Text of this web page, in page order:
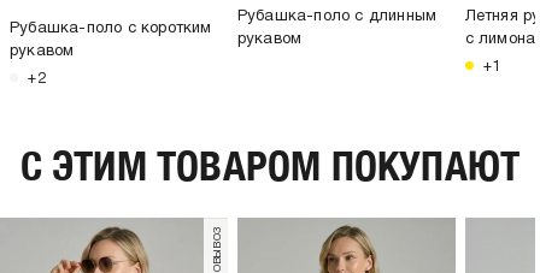
Рубашка-поло с коротким
рукавом
+2
Рубашка-поло с длинным
рукавом
Летняя
с
+1
C ЭТИМ ТОВАРОМ ПОКУПАЮТ